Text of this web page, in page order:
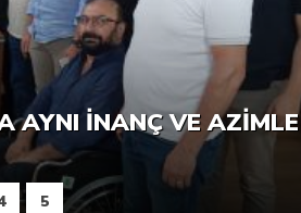
VE SAĞLIKLI IÇME
AYNI INANÇ VE AZIMLE
5